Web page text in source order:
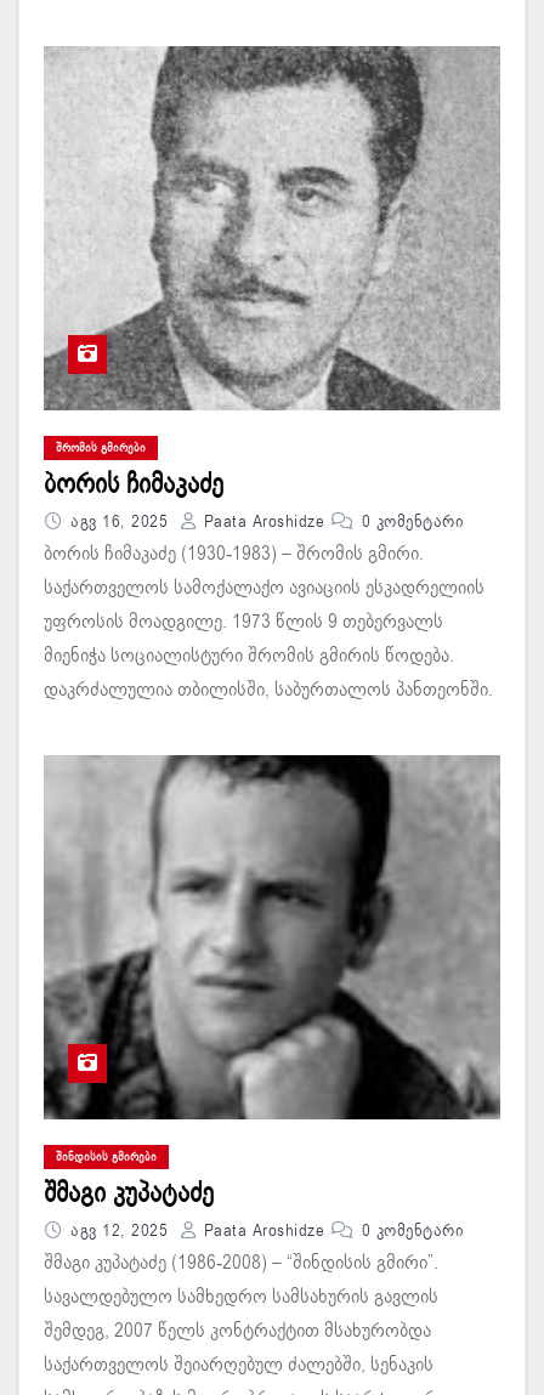
ᲨᲠᲝᲛᲘᲡ ᲒᲛᲘᲠᲔᲑᲘ
ბორის ჩიმაკაძე
Აგვ 16, 2025 Paata Aroshidze 0 Კომენტარი
ბორის ჩიმაკაძე (1930-1983) – შრომის გმირი.
საქართველოს სამოქალაქო ავიაციის ესკადრელიის
უფროსის მოადგილე. 1973 წლის 9 თებერვალს
მიენიჭა სოციალისტური შრომის გმირის წოდება.
დაკრძალულია თბილისში, საბურთალოს პანთეონში.
ᲨᲘᲜᲓᲘᲡᲘᲡ ᲒᲛᲘᲠᲔᲑᲘ
შმაგი კუპატაძე
Აგვ 12, 2025 Paata Aroshidze 0 Კომენტარი
შმაგი კუპატაძე (1986-2008) – “შინდისის გმირი”.
სავალდებულო სამხედრო სამსახურის გავლის
შემდეგ, 2007 წელს კონტრაქტით მსახურობდა
საქართველოს შეიარღებულ ძალებში, სენაკის